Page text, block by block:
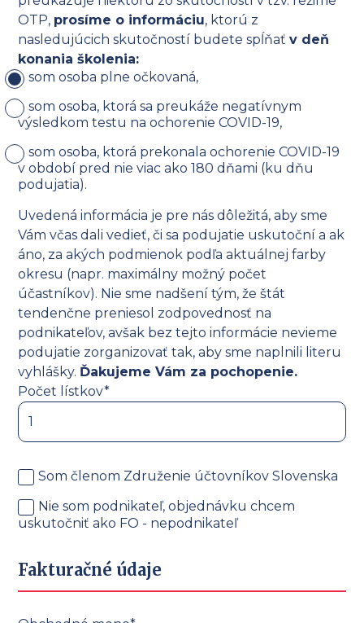
OTP, prosíme o informáciu, ktorú z
nasledujúcich skutočností budete spĺňaťv deň
konania školenia:
som osoba plne očkovaná,
som osoba, ktorá sa preukáže negatívnym
výsledkom testu na ochorenie COVID-19,
som osoba, ktorá prekonala ochorenie COVID-19
v období pred nie viac ako 180 dňami (ku dňu
podujatia).
Uvedená informácia je pre nás dôležitá, aby sme
Vám včas dali vedieť, či sa podujatie uskutoční a ak
áno, za akých podmienok podľa aktuálnej farby
okresu (napr. maximálny možný počet
účastníkov). Nie sme nadšení tým, že štát
tendenčne preniesol zodpovednosť na
podnikateľov, avšak bez tejto informácie nevieme
podujatie zorganizovať tak, aby sme naplnili literu
vyhlášky. Ďakujeme Vám za pochopenie.
Počet lístkov*
Som členom Združenie účtovníkov Slovenska
Nie som podnikateľ, objednávku chcem
uskutočniť ako FO - nepodnikateľ
Fakturačné údaje